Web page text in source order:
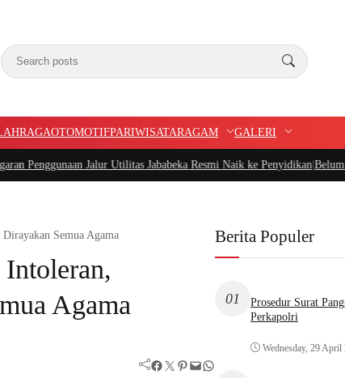
OTOMOTIFPARIWISATARAGAM GALERI
Jalur Utilitas Jababeka Resmi Naik ke Penyidikan|Belum Setahun
Semua Agama
Agama
Facebook Twitter Pinterest Mail WhatsApp
Berita Populer
01
Prosedur Surat
Perkapolri
Wednesday, 29 April